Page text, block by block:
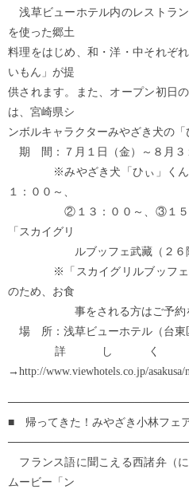
浅草ビューホテル内のレストラ
を使った郷土
料理をはじめ、和・洋・中それぞ
いもん」が提
供されます。また、オープン初日
は、宮崎県シ
ンボルキャラクターみやざき犬の「
期 間：７月１日（金）～８月３
※みやざき犬「ひぃ」くん～
１：００～、
②１３：００～、③１５：０
「スカイグリ
ルブッフェ武藏（２６階）
※「スカイグリルブッフェ武
のため、お食
事をされる方はご予約をお
場 所：浅草ビューホテル（台東
詳しく
→http://www.viewhotels.co.jp/
■ 帰ってきた！みやざき小林フェ
フランス語に聞こえる西諸弁（
ムービー「ン